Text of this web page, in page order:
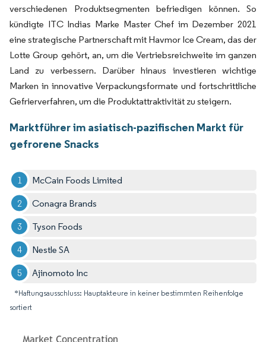
verschiedenen Produktsegmenten befriedigen können. So
kündigte ITC Indias Marke Master Chef im Dezember 2021
eine strategische Partnerschaft mit Havmor Ice Cream, das der
Lotte Group gehört, an, um die Vertriebsreichweite im ganzen
Land zu verbessern. Darüber hinaus investieren wichtige
Marken in innovative Verpackungsformate und fortschrittliche
Gefrierverfahren, um die Produktattraktivität zu steigern.
Marktführer im asiatisch-pazifischen Markt für
gefrorene Snacks
McCain Foods Limited
Conagra Brands
Tyson Foods
Nestle SA
Ajinomoto Inc
*Haftungsausschluss: Hauptakteure in keiner bestimmten Reihenfolge
sortiert